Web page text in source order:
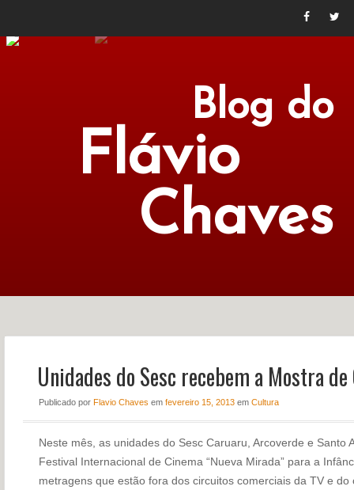
Blog do
Flávio
Chaves
NOTÍCIAS PERFIL
CONTATO
Unidades do Sesc recebem a Mostra
Publicado por Flavio Chaves em fevereiro 15, 2013em Cultura
Neste mês, as unidades do Sesc Caruaru, Arcoverde e Santo
Festival Internacional de Cinema “Nueva Mirada” para a
metragens que estão fora dos circuitos comerciais da TV e